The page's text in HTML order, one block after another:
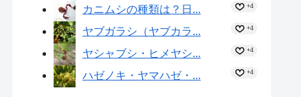
カニムシの種類は？日... +4
ヤブガラシ（ヤブカラ... +4
ヤシャブシ・ヒメヤシ... +4
ハゼノキ・ヤマハゼ・... +4